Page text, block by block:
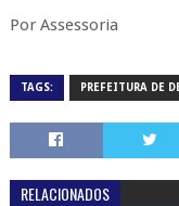
Por Assessoria
TAGS: PREFEITURA DE
RELACIONADOS